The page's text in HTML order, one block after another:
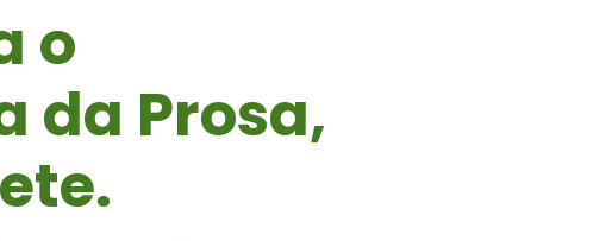
o
da Prosa,